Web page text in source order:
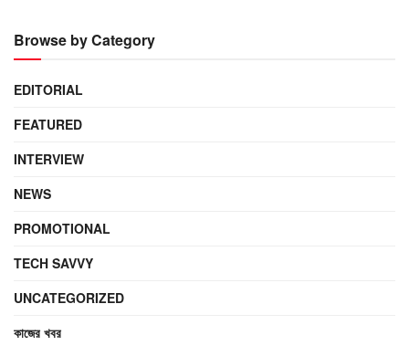
Browse by Category
EDITORIAL
FEATURED
INTERVIEW
NEWS
PROMOTIONAL
TECH SAVVY
UNCATEGORIZED
কাজের খবর